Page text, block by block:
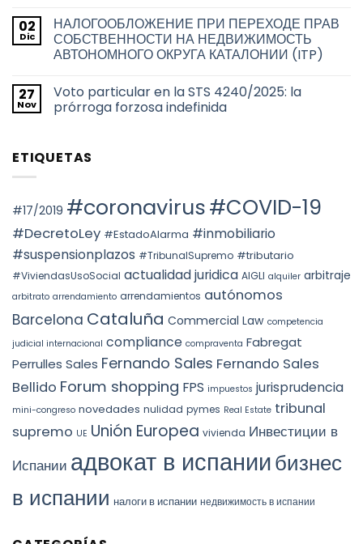
en
la
ciudad
de
Barcelona
de
los
títulos
habilitantes
de
uso
turístico
en
comentarios
en
TAX
RESIDENCE
2026
TAX
YEAR:
EVALUATION
THE
SUBSTANCE
OVER
UNDER
DOCTRINE,
02
Dic
НАЛОГООБЛОЖЕНИЕ ПРИ ПЕРЕХОДЕ ПРАВ
СОБСТВЕННОСТИ НА НЕДВИЖИМОСТЬ
АВТОНОМНОГО ОКРУГА КАТАЛОНИИ (ITP)
comentarios
en
НАЛОГООБЛОЖЕНИЕ
СОБСТВЕННОСТИ
НА
ОКРУГА
КАТАЛОНИИ
(ITP)
27
Nov
Voto particular en la STS 4240/2025: la
prórroga forzosa indefinida
en
Voto
STS
4240/2025:
la
prórroga
forzosa
indefinida
ETIQUETAS
#17/2019 #coronavirus#COVID-19
#DecretoLey #EstadoAlarma #inmobiliario
#suspensionplazos #TribunalSupremo #tributario
#ViviendasUsoSocial actualidad juridica AIGLI alquiler arbitraje
arbitrato arrendamiento arrendamientos autónomos
Barcelona Cataluña Commercial Law competencia
judicial internacional compliance compraventa Fabregat
Perrulles Sales Fernando Sales Fernando Sales
Bellido Forum shopping FPS impuestos jurisprudencia
mini-congreso novedades nulidad pymes Real Estate tribunal
supremo UE Unión Europea vivienda Инвестиции в
Испании адвокат в испаниибизнес
в испании налоги в испании недвижимость в испании